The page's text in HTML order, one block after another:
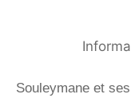
Souleymane et